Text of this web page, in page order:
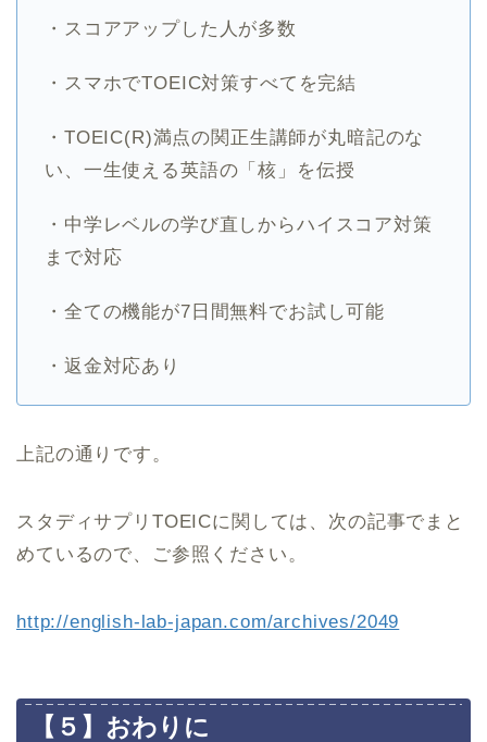
・スコアアップした人が多数
・スマホでTOEIC対策すべてを完結
・TOEIC(R)満点の関正生講師が丸暗記のな
い、一生使える英語の「核」を伝授
・中学レベルの学び直しからハイスコア対策
まで対応
・全ての機能が7日間無料でお試し可能
・返金対応あり
上記の通りです。
スタディサプリTOEICに関しては、次の記事でまと
めているので、ご参照ください。
http://english-lab-japan.com/archives/2049
【５】おわりに